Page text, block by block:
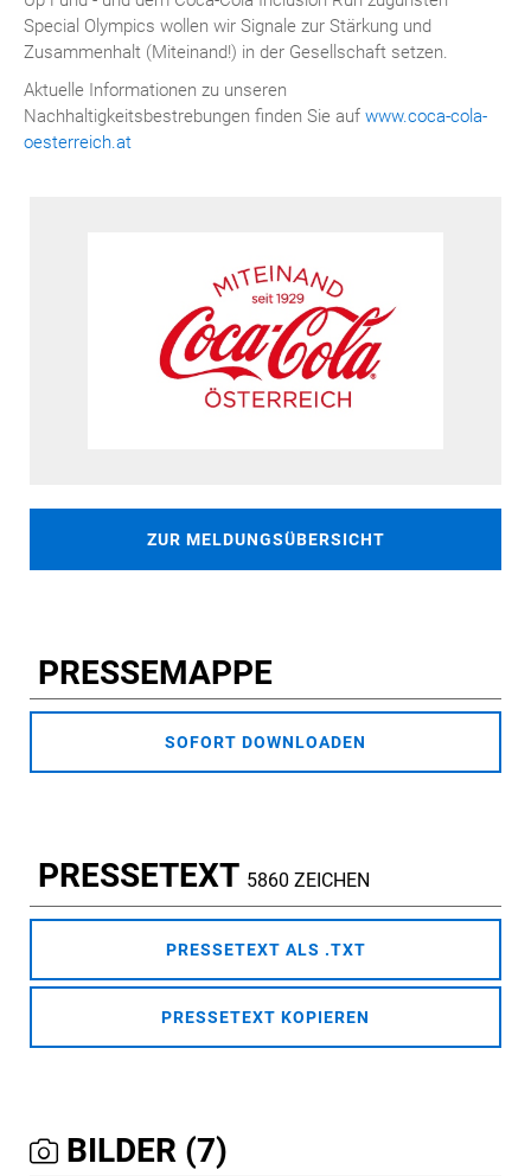
Special Olympics wollen wir Signale zur Stärkung und
Zusammenhalt (Miteinand!) in der Gesellschaft setzen.
Aktuelle Informationen zu unseren
Nachhaltigkeitsbestrebungen finden Sie auf www.coca-cola-
oesterreich.at
ZUR MELDUNGSÜBERSICHT
PRESSEMAPPE
SOFORT DOWNLOADEN
PRESSETEXT 5860 ZEICHEN
PRESSETEXT ALS .TXT
PRESSETEXT KOPIEREN
BILDER (7)